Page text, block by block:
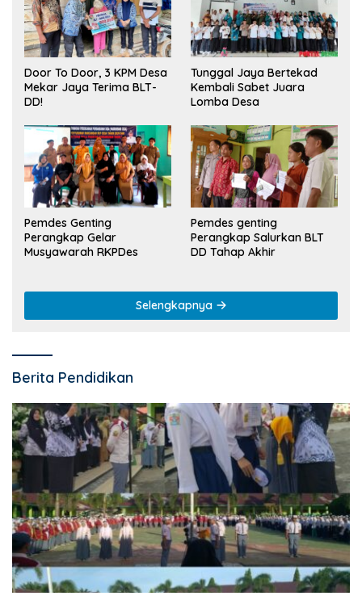
Door To Door, 3 KPM Desa
Mekar Jaya Terima BLT-
DD!
Tunggal Jaya Bertekad
Kembali Sabet Juara
Lomba Desa
Pemdes Genting
Perangkap Gelar
Musyawarah RKPDes
Pemdes genting
Perangkap Salurkan BLT
DD Tahap Akhir
Selengkapnya
Berita Pendidikan